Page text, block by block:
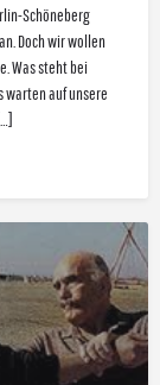
Schöneberg
Doch wir wollen
Was steht bei
warten auf unsere